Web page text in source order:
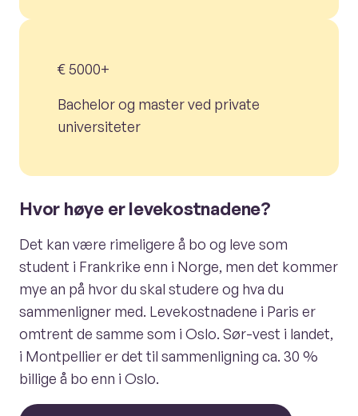
€ 5000+
Bachelor og master ved private
universiteter
Hvor høye er levekostnadene?
Det kan være rimeligere å bo og leve som
student i Frankrike enn i Norge, men det kommer
mye an på hvor du skal studere og hva du
sammenligner med. Levekostnadene i Paris er
omtrent de samme som i Oslo. Sør-vest i landet,
i Montpellier er det til sammenligning ca. 30 %
billige å bo enn i Oslo.